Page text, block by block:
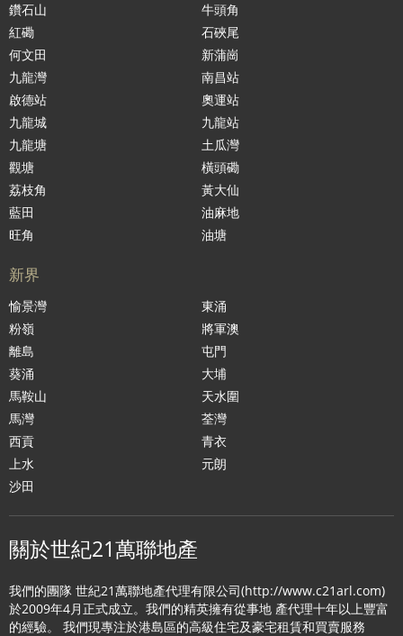
鑽石山
紅磡
何文田
九龍灣
啟德站
九龍城
九龍塘
觀塘
荔枝角
藍田
旺角
牛頭角
石硤尾
新蒲崗
南昌站
奧運站
九龍站
土瓜灣
橫頭磡
黃大仙
油麻地
油塘
新界
愉景灣
粉嶺
離島
葵涌
馬鞍山
馬灣
西貢
上水
沙田
東涌
將軍澳
屯門
大埔
天水圍
荃灣
青衣
元朗
關於世紀21萬聯地產
我們的團隊 世紀21萬聯地產代理有限公司(http://www.c21arl.com)
於2009年4月正式成立。我們的精英擁有從事地 產代理十年以上豐富
的經驗。 我們現專注於港島區的高級住宅及豪宅租賃和買賣服務